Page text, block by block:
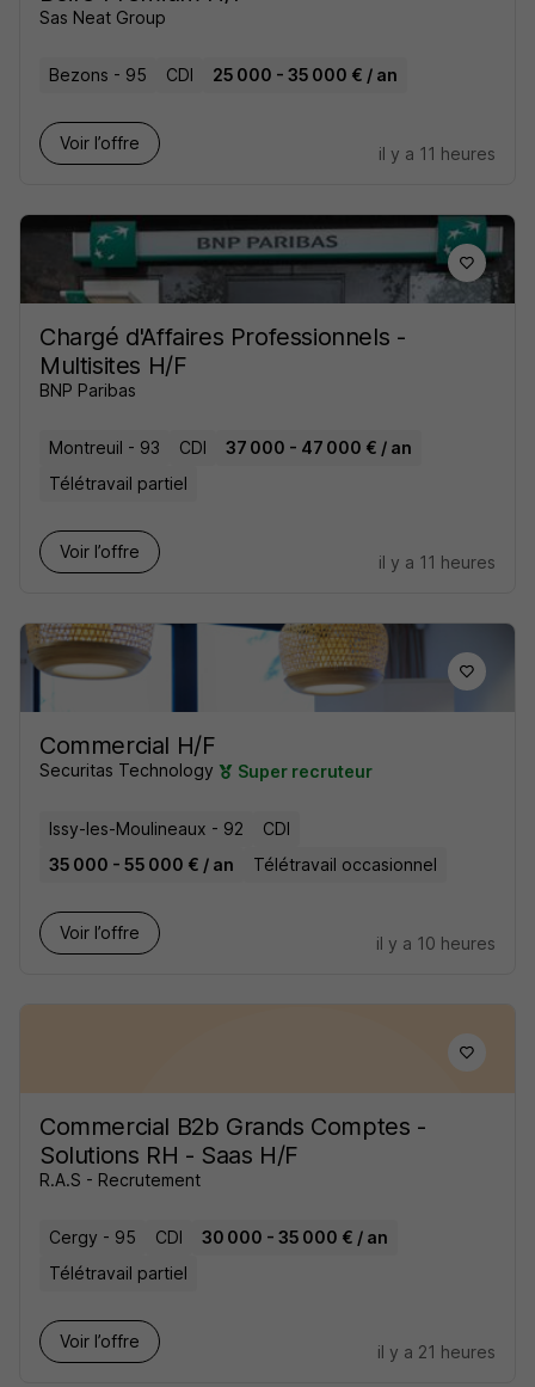
Sas Neat Group
Bezons - 95 CDI 25 000 - 35 000 € / an
Voir l’offre
il y a 11 heures
Chargé d'Affaires Professionnels -
Multisites H/F
BNP Paribas
Montreuil - 93 CDI
37 000 - 47 000 € / an
Télétravail partiel
Voir l’offre
il y a 11 heures
Commercial H/F
Securitas Technology Super recruteur
Issy-les-Moulineaux - 92
CDI
35 000 - 55 000 € / an
Télétravail occasionnel
Voir l’offre
il y a 10 heures
Commercial B2b Grands Comptes -
Solutions RH - Saas H/F
R.A.S - Recrutement
Cergy - 95 CDI
30 000 - 35 000 € / an
Télétravail partiel
Voir l’offre
il y a 21 heures